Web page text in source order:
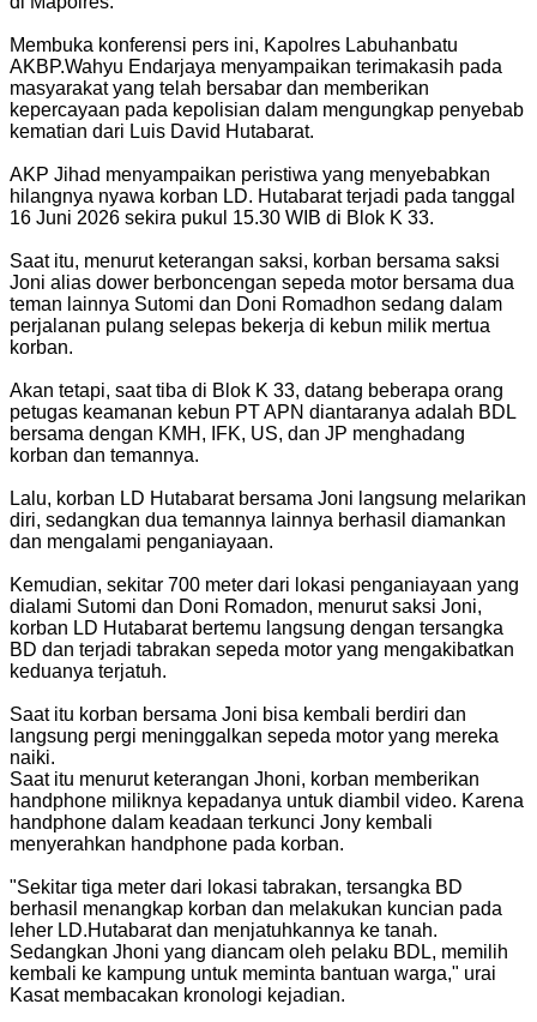
Membuka konferensi pers ini, Kapolres Labuhanbatu
AKBP.Wahyu Endarjaya menyampaikan terimakasih pada
masyarakat yang telah bersabar dan memberikan
kepercayaan pada kepolisian dalam mengungkap penyebab
kematian dari Luis David Hutabarat.
AKP Jihad menyampaikan peristiwa yang menyebabkan
hilangnya nyawa korban LD. Hutabarat terjadi pada tanggal
16 Juni 2026 sekira pukul 15.30 WIB di Blok K 33.
Saat itu, menurut keterangan saksi, korban bersama saksi
Joni alias dower berboncengan sepeda motor bersama dua
teman lainnya Sutomi dan Doni Romadhon sedang dalam
perjalanan pulang selepas bekerja di kebun milik mertua
korban.
Akan tetapi, saat tiba di Blok K 33, datang beberapa orang
petugas keamanan kebun PT APN diantaranya adalah BDL
bersama dengan KMH, IFK, US, dan JP menghadang
korban dan temannya.
Lalu, korban LD Hutabarat bersama Joni langsung melarikan
diri, sedangkan dua temannya lainnya berhasil diamankan
dan mengalami penganiayaan.
Kemudian, sekitar 700 meter dari lokasi penganiayaan yang
dialami Sutomi dan Doni Romadon, menurut saksi Joni,
korban LD Hutabarat bertemu langsung dengan tersangka
BD dan terjadi tabrakan sepeda motor yang mengakibatkan
keduanya terjatuh.
Saat itu korban bersama Joni bisa kembali berdiri dan
langsung pergi meninggalkan sepeda motor yang mereka
naiki.
Saat itu menurut keterangan Jhoni, korban memberikan
handphone miliknya kepadanya untuk diambil video. Karena
handphone dalam keadaan terkunci Jony kembali
menyerahkan handphone pada korban.
"Sekitar tiga meter dari lokasi tabrakan, tersangka BD
berhasil menangkap korban dan melakukan kuncian pada
leher LD.Hutabarat dan menjatuhkannya ke tanah.
Sedangkan Jhoni yang diancam oleh pelaku BDL, memilih
kembali ke kampung untuk meminta bantuan warga," urai
Kasat membacakan kronologi kejadian.